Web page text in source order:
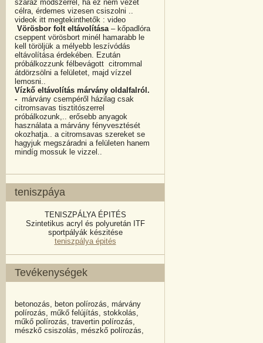
száraz módszerrel, ha ez nem vezet
célra, érdemes vizesen csiszolni ..
videok itt megtekinthetők : video
Vörösbor folt eltávolítása– kőpadlóra
cseppent vörösbort minél hamarabb le
kell töröljük a mélyebb leszívódás
eltávolítása érdekében. Ezután
próbálkozzunk félbevágott citrommal
átdörzsölni a felületet, majd vízzel
lemosni..
Vízkő eltávolítás márvány oldalfalról.
- márvány csempéről házilag csak
citromsavas tisztitószerrel
próbálkozunk,.. erősebb anyagok
használata a márvány fényvesztését
okozhatja.. a citromsavas szereket se
hagyjuk megszáradni a felületen hanem
mindíg mossuk le vizzel..
teniszpáya
TENISZPÁLYA ÉPITÉS
Szintetikus acryl és polyuretán ITF
sportpályák készitése
teniszpálya épités
Tevékenységek
betonozás, beton polírozás, márvány
polírozás, műkő felújítás, stokkolás,
műkő polírozás, travertin polírozás,
mészkő csiszolás, mészkő polírozás,